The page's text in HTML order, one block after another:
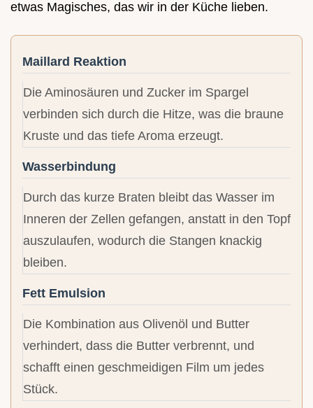
etwas Magisches, das wir in der Küche lieben.
Maillard Reaktion
Die Aminosäuren und Zucker im Spargel
verbinden sich durch die Hitze, was die braune
Kruste und das tiefe Aroma erzeugt.
Wasserbindung
Durch das kurze Braten bleibt das Wasser im
Inneren der Zellen gefangen, anstatt in den Topf
auszulaufen, wodurch die Stangen knackig
bleiben.
Fett Emulsion
Die Kombination aus Olivenöl und Butter
verhindert, dass die Butter verbrennt, und
schafft einen geschmeidigen Film um jedes
Stück.